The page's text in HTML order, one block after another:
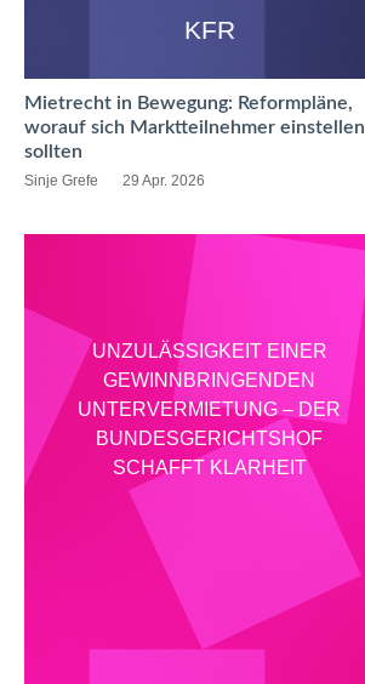
KFR
Mietrecht in Bewegung: Reformpläne,
worauf sich Marktteilnehmer einstellen
sollten
Sinje Grefe 29 Apr. 2026
UNZULÄSSIGKEIT EINER
GEWINNBRINGENDEN
UNTERVERMIETUNG – DER
BUNDESGERICHTSHOF
SCHAFFT KLARHEIT